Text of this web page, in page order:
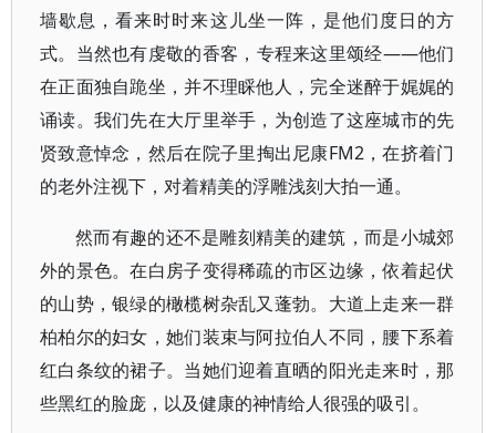
墙歇息，看来时时来这儿坐一阵，是他们度日的方
式。当然也有虔敬的香客，专程来这里颂经——他们
在正面独自跪坐，并不理睬他人，完全迷醉于娓娓的
诵读。我们先在大厅里举手，为创造了这座城市的先
贤致意悼念，然后在院子里掏出尼康FM2，在挤着门
的老外注视下，对着精美的浮雕浅刻大拍一通。
然而有趣的还不是雕刻精美的建筑，而是小城郊
外的景色。在白房子变得稀疏的市区边缘，依着起伏
的山势，银绿的橄榄树杂乱又蓬勃。大道上走来一群
柏柏尔的妇女，她们装束与阿拉伯人不同，腰下系着
红白条纹的裙子。当她们迎着直晒的阳光走来时，那
些黑红的脸庞，以及健康的神情给人很强的吸引。